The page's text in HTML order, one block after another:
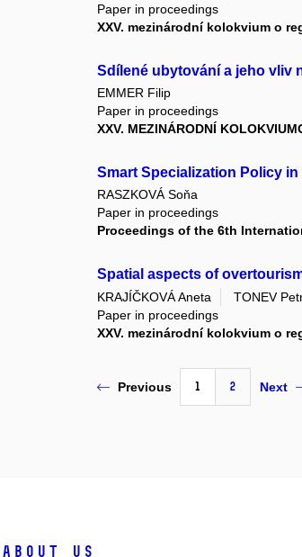
Paper in proceedings
XXV. mezinárodní kolokvium o
Sdílené ubytování a jeho vliv
EMMER Filip
Paper in proceedings
XXV. MEZINÁRODNÍ
Smart Specialization Policy
RASZKOVÁ Soňa
Paper in proceedings
Proceedings of the 6th
Spatial aspects of
KRAJÍČKOVÁ Aneta TONEV
Paper in proceedings
XXV. mezinárodní kolokvium o
Previous 1 2 Next
About Us